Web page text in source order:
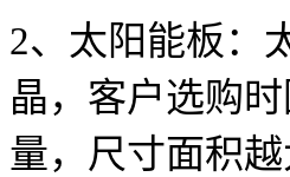
2、太阳能板：
晶，客户选购
量，尺寸面积